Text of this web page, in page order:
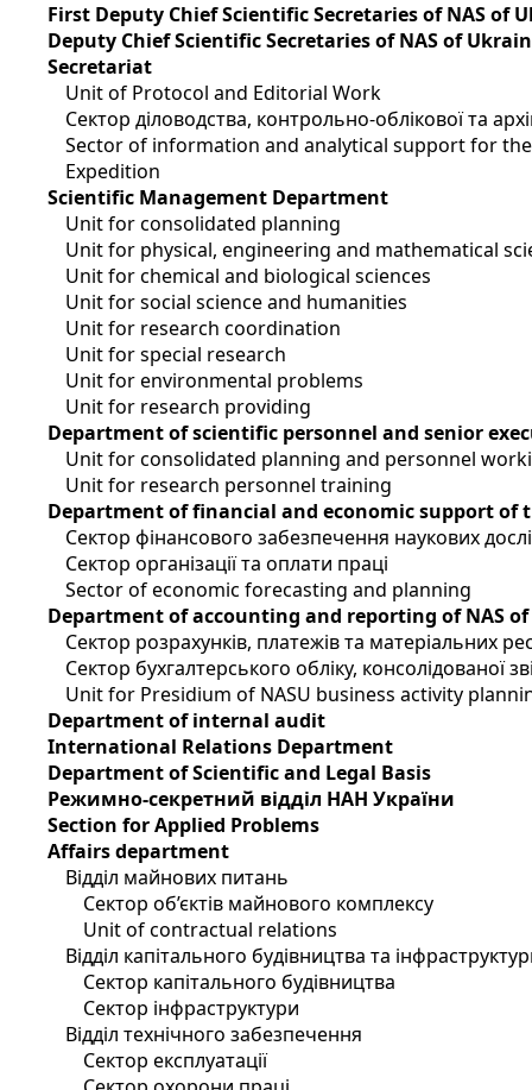
First Deputy Chief Scientific Secretaries of NAS of
Deputy Chief Scientific Secretaries of NAS of
Secretariat
Unit of Protocol and Editorial Work
Сектор діловодства, контрольно-облікової та
Sector of information and analytical support for
Expedition
Scientific Management Department
Unit for consolidated planning
Unit for physical, engineering and mathematical
Unit for chemical and biological sciences
Unit for social science and humanities
Unit for research coordination
Unit for special research
Unit for environmental problems
Unit for research providing
Department of scientific personnel and senior
Unit for consolidated planning and personnel
Unit for research personnel training
Department of financial and economic support of
Сектор фінансового забезпечення наукових
Сектор організації та оплати праці
Sector of economic forecasting and planning
Department of accounting and reporting of NAS
Сектор розрахунків, платежів та матеріальних
Сектор бухгалтерського обліку, консолідованої
Unit for Presidium of NASU business activity
Department of internal audit
International Relations Department
Department of Scientific and Legal Basis
Режимно-секретний відділ НАН України
Section for Applied Problems
Affairs department
Відділ майнових питань
Сектор об’єктів майнового комплексу
Unit of contractual relations
Відділ капітального будівництва та
Сектор капітального будівництва
Сектор інфраструктури
Відділ технічного забезпечення
Сектор експлуатації